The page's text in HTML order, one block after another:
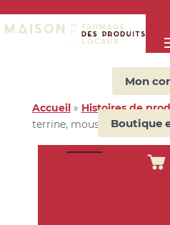
Mon
Boutique
Accueil» Histoires de
terrine, mousse quelles